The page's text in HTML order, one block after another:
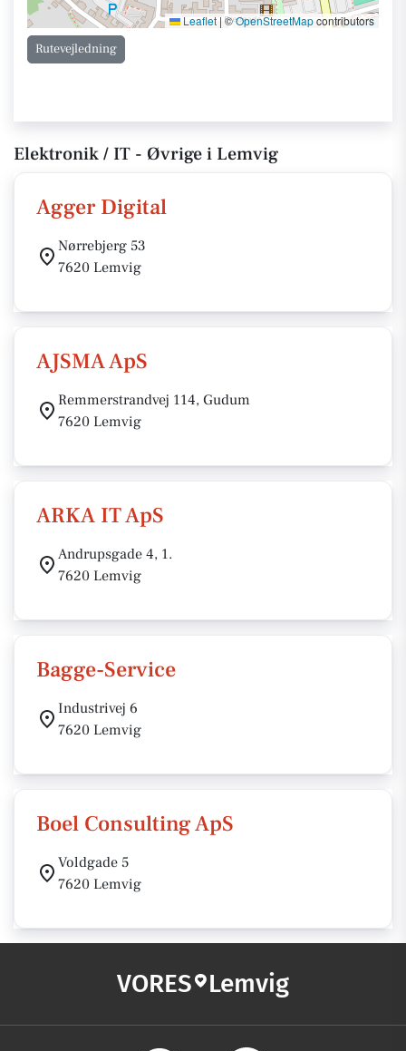
Leaflet | ©OpenStreetMapcontributors
Rutevejledning
Elektronik / IT - Øvrige i Lemvig
Agger Digital
Nørrebjerg 53
7620 Lemvig
AJSMA ApS
Remmerstrandvej 114, Gudum
7620 Lemvig
ARKA IT ApS
Andrupsgade 4, 1.
7620 Lemvig
Bagge-Service
Industrivej 6
7620 Lemvig
Boel Consulting ApS
Voldgade 5
7620 Lemvig
VORES Lemvig